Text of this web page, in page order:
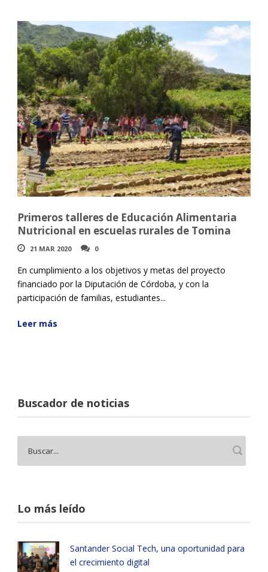
Primeros talleres de Educación Alimentaria
Nutricional en escuelas rurales de Tomina
21 MAR 2020 0
En cumplimiento a los objetivos y metas del proyecto
financiado por la Diputación de Córdoba, y con la
participación de familias, estudiantes...
Leer más
Buscador de noticias
Lo más leído
Santander Social Tech, una oportunidad para
el crecimiento digital